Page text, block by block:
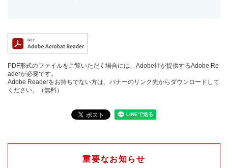
PDF形式のファイルをご覧いただく場合には、Adobe社が提供するAdobe Re
aderが必要です。
Adobe Readerをお持ちでない方は、バナーのリンク先からダウンロードして
ください。（無料）
重要なお知らせ